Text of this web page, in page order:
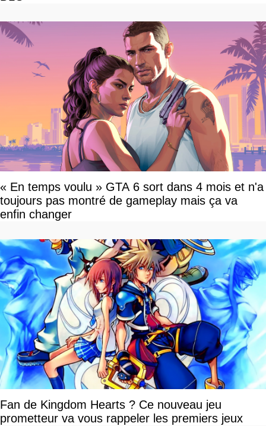
« En temps voulu » GTA 6 sort dans 4 mois et n'a
toujours pas montré de gameplay mais ça va
enfin changer
Fan de Kingdom Hearts ? Ce nouveau jeu
prometteur va vous rappeler les premiers jeux